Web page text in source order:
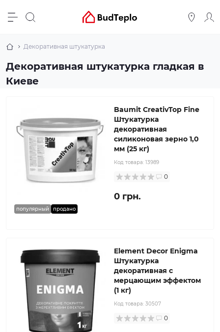
Декоративная штукатурка
Декоративная штукатурка гладкая в
Киеве
популярный продано
Baumit CreativTop Fine
Штукатурка
декоративная
силиконовая зерно 1,0
мм (25 кг)
Код товара: 13989
0
0 грн.
Element Decor Enigma
Штукатурка
декоративная с
мерцающим эффектом
(1 кг)
Код товара: 30507
0